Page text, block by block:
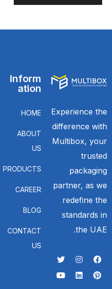
Experience the
difference with
Multibox, your
trusted
packaging
partner, as we
redefine the
standards in
the UAE.
Inform
ation
HOME
ABOUT
US
PRODUCTS
CAREER
BLOG
CONTACT
US